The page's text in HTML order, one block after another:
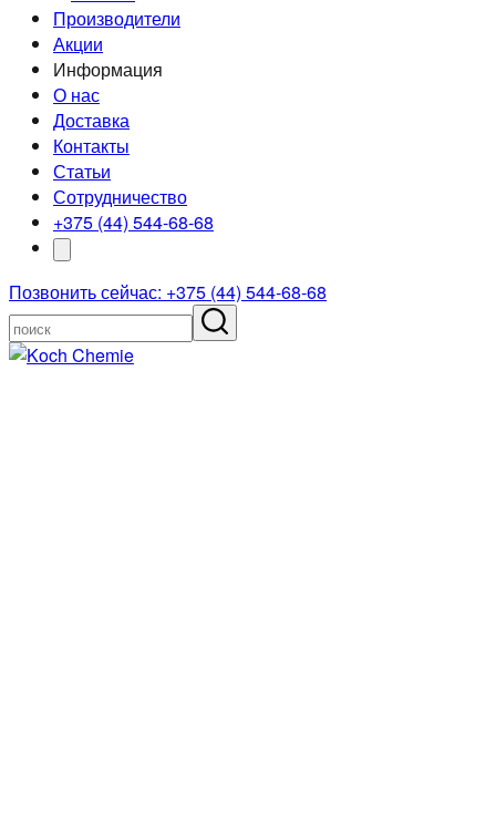
Производители
Акции
Информация
О нас
Доставка
Контакты
Статьи
Сотрудничество
+375 (44) 544-68-68
Позвонить сейчас: +375 (44) 544-68-68